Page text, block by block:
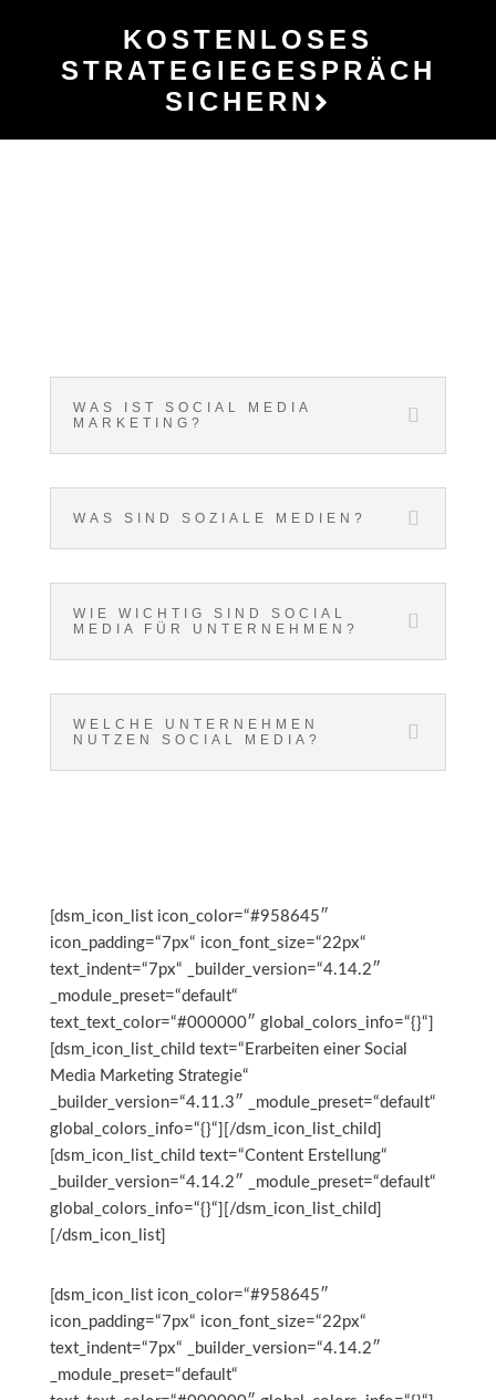
KOSTENLOSES
STRATEGIEGESPRÄCH
SICHERN
WAS IST SOCIAL MEDIA
MARKETING?
WAS SIND SOZIALE MEDIEN?
WIE WICHTIG SIND SOCIAL
MEDIA FÜR UNTERNEHMEN?
WELCHE UNTERNEHMEN
NUTZEN SOCIAL MEDIA?
[dsm_icon_list icon_color=“#958645″
icon_padding=“7px“ icon_font_size=“22px“
text_indent=“7px“ _builder_version=“4.14.2″
_module_preset=“default“
text_text_color=“#000000″ global_colors_info=“{}“]
[dsm_icon_list_child text=“Erarbeiten einer Social
Media Marketing Strategie“
_builder_version=“4.11.3″ _module_preset=“default“
global_colors_info=“{}“][/dsm_icon_list_child]
[dsm_icon_list_child text=“Content Erstellung“
_builder_version=“4.14.2″ _module_preset=“default“
global_colors_info=“{}“][/dsm_icon_list_child]
[/dsm_icon_list]
[dsm_icon_list icon_color=“#958645″
icon_padding=“7px“ icon_font_size=“22px“
text_indent=“7px“ _builder_version=“4.14.2″
_module_preset=“default“